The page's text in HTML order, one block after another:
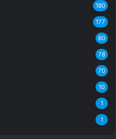
180
177
80
78
70
10
1
1